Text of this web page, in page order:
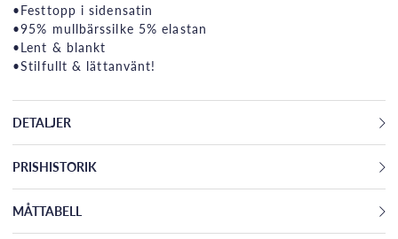
•Festtopp i sidensatin
•95% mullbärssilke 5% elastan
•Lent & blankt
•Stilfullt & lättanvänt!
DETALJER
PRISHISTORIK
MÅTTABELL